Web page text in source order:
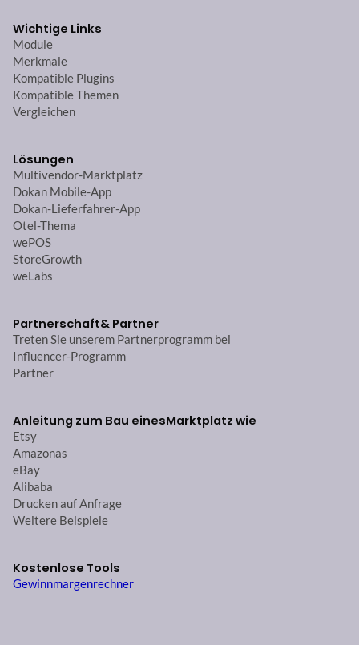
Wichtige Links
Module
Merkmale
Kompatible Plugins
Kompatible Themen
Vergleichen
Lösungen
Multivendor-Marktplatz
Dokan Mobile-App
Dokan-Lieferfahrer-App
Otel-Thema
wePOS
StoreGrowth
weLabs
Partnerschaft& Partner
Treten Sie unserem Partnerprogramm bei
Influencer-Programm
Partner
Anleitung zum Bau einesMarktplatz wie
Etsy
Amazonas
eBay
Alibaba
Drucken auf Anfrage
Weitere Beispiele
Kostenlose Tools
Gewinnmargenrechner